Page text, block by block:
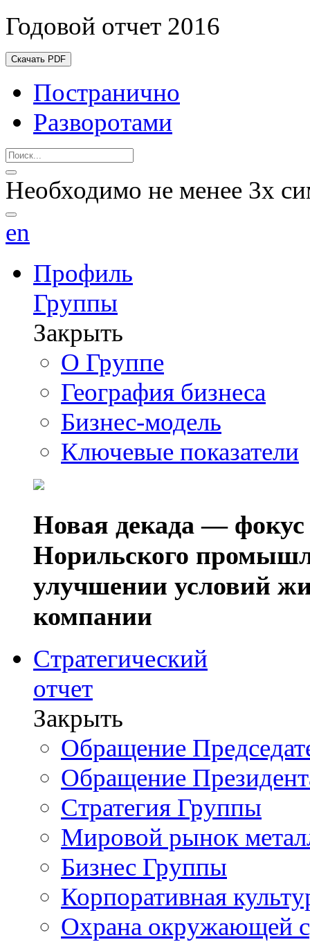
Годовой отчет 2016
Скачать PDF
Постранично
Разворотами
Необходимо не менее 3х
en
Профиль
Группы
Закрыть
О Группе
География бизнеса
Бизнес-модель
Ключевые показатели
Новая декада — фокус
Норильского
улучшении условий
компании
Стратегический
отчет
Закрыть
Обращение
Обращение
Стратегия Группы
Мировой рынок
Бизнес Группы
Корпоративная
Охрана окружающей